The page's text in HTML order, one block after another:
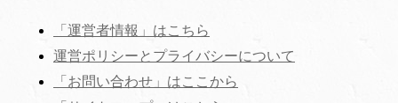
「運営者情報」はこちら
運営ポリシーとプライバシーについて
「お問い合わせ」はここから